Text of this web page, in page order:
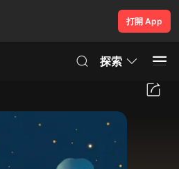
打開 App
探索